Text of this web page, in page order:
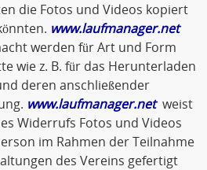
die Fotos und Videos kopiert
www.laufmanager.net
werden für Art und Form
wie z. B. für das Herunterladen
deren anschließender
www.laufmanager.netweist
Widerrufs Fotos und Videos
im Rahmen der Teilnahme
des Vereins gefertigt